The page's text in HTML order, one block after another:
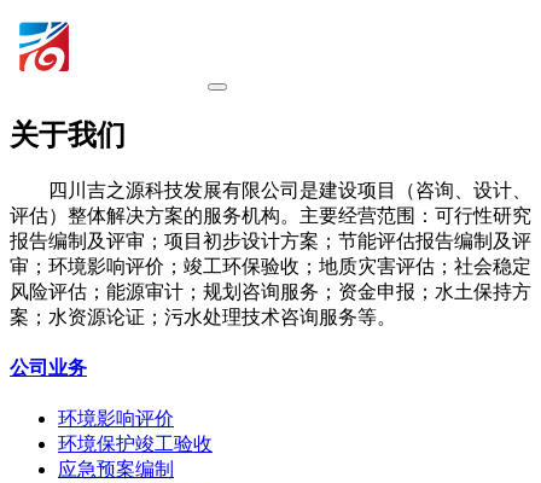
关于我们
四川吉之源科技发展有限公司是建设项目（咨询、设计、
评估）整体解决方案的服务机构。主要经营范围：可行性研究
报告编制及评审；项目初步设计方案；节能评估报告编制及评
审；环境影响评价；竣工环保验收；地质灾害评估；社会稳定
风险评估；能源审计；规划咨询服务；资金申报；水土保持方
案；水资源论证；污水处理技术咨询服务等。
公司业务
环境影响评价
环境保护竣工验收
应急预案编制